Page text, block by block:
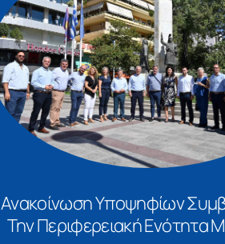
Ανακοίνωση Υποψηφίων
Την Περιφερειακή Ενότητα